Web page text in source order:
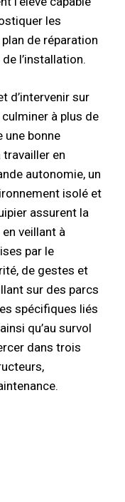
les
de réparation
l’installation.
d’intervenir sur
à plus de
une bonne
en
autonomie, un
isolé et
assurent la
veillant à
par le
de gestes et
sur des parcs
spécifiques liés
qu’au survol
dans trois